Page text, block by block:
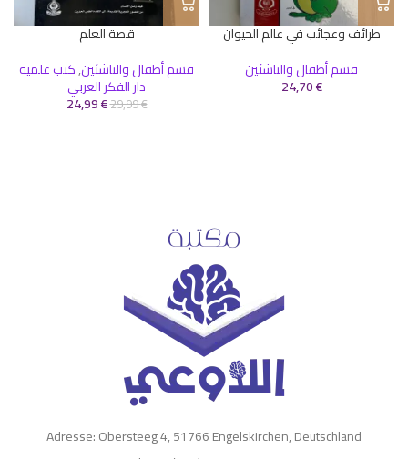
طرائف وعجائب في عالم الحيوان
قسم أطفال والناشئين
24,70€
قصة العلم
قسم أطفال والناشئين,كتب علمية
دار الفكر العربي
29,99€
24,99€
Adresse: Obersteeg 4, 51766 Engelskirchen, Deutschland